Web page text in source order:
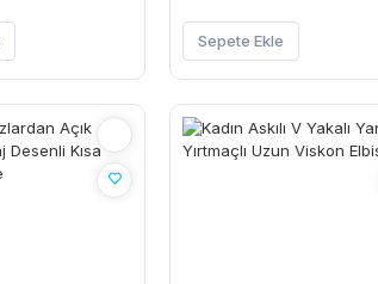
Sepete Ekle